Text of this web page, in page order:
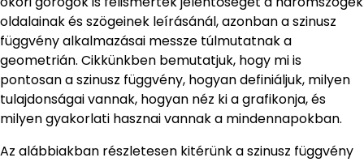
oldalainak és szögeinek leírásánál, azonban a szinusz
függvény alkalmazásai messze túlmutatnak a
geometrián. Cikkünkben bemutatjuk, hogy mi is
pontosan a szinusz függvény, hogyan definiáljuk, milyen
tulajdonságai vannak, hogyan néz ki a grafikonja, és
milyen gyakorlati hasznai vannak a mindennapokban.
Az alábbiakban részletesen kitérünk a szinusz függvény